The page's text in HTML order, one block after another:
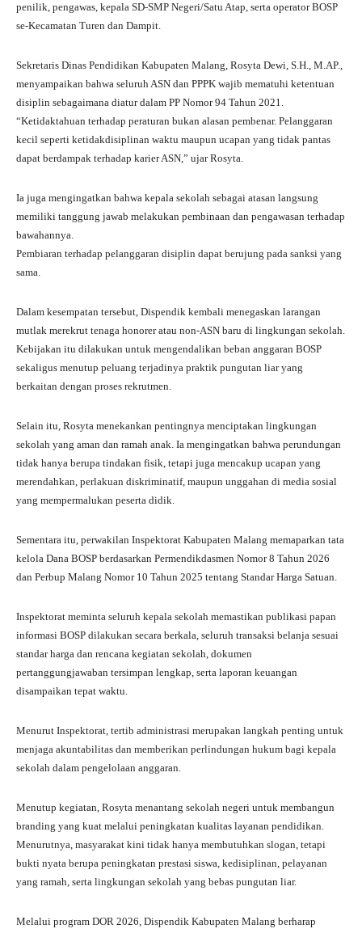
penilik, pengawas, kepala SD-SMP Negeri/Satu Atap, serta operator BOSP
se-Kecamatan Turen dan Dampit.
Sekretaris Dinas Pendidikan Kabupaten Malang, Rosyta Dewi, S.H., M.AP.,
menyampaikan bahwa seluruh ASN dan PPPK wajib mematuhi ketentuan
disiplin sebagaimana diatur dalam PP Nomor 94 Tahun 2021.
“Ketidaktahuan terhadap peraturan bukan alasan pembenar. Pelanggaran
kecil seperti ketidakdisiplinan waktu maupun ucapan yang tidak pantas
dapat berdampak terhadap karier ASN,” ujar Rosyta.
Ia juga mengingatkan bahwa kepala sekolah sebagai atasan langsung
memiliki tanggung jawab melakukan pembinaan dan pengawasan terhadap
bawahannya.
Pembiaran terhadap pelanggaran disiplin dapat berujung pada sanksi yang
sama.
Dalam kesempatan tersebut, Dispendik kembali menegaskan larangan
mutlak merekrut tenaga honorer atau non-ASN baru di lingkungan sekolah.
Kebijakan itu dilakukan untuk mengendalikan beban anggaran BOSP
sekaligus menutup peluang terjadinya praktik pungutan liar yang
berkaitan dengan proses rekrutmen.
Selain itu, Rosyta menekankan pentingnya menciptakan lingkungan
sekolah yang aman dan ramah anak. Ia mengingatkan bahwa perundungan
tidak hanya berupa tindakan fisik, tetapi juga mencakup ucapan yang
merendahkan, perlakuan diskriminatif, maupun unggahan di media sosial
yang mempermalukan peserta didik.
Sementara itu, perwakilan Inspektorat Kabupaten Malang memaparkan tata
kelola Dana BOSP berdasarkan Permendikdasmen Nomor 8 Tahun 2026
dan Perbup Malang Nomor 10 Tahun 2025 tentang Standar Harga Satuan.
Inspektorat meminta seluruh kepala sekolah memastikan publikasi papan
informasi BOSP dilakukan secara berkala, seluruh transaksi belanja sesuai
standar harga dan rencana kegiatan sekolah, dokumen
pertanggungjawaban tersimpan lengkap, serta laporan keuangan
disampaikan tepat waktu.
Menurut Inspektorat, tertib administrasi merupakan langkah penting untuk
menjaga akuntabilitas dan memberikan perlindungan hukum bagi kepala
sekolah dalam pengelolaan anggaran.
Menutup kegiatan, Rosyta menantang sekolah negeri untuk membangun
branding yang kuat melalui peningkatan kualitas layanan pendidikan.
Menurutnya, masyarakat kini tidak hanya membutuhkan slogan, tetapi
bukti nyata berupa peningkatan prestasi siswa, kedisiplinan, pelayanan
yang ramah, serta lingkungan sekolah yang bebas pungutan liar.
Melalui program DOR 2026, Dispendik Kabupaten Malang berharap